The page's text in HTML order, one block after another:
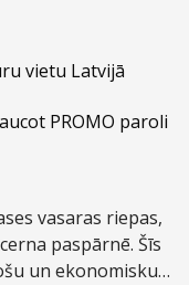
vietu Latvijā
PROMO paroli
vasaras riepas,
paspārnē. Šīs
un ekonomisku